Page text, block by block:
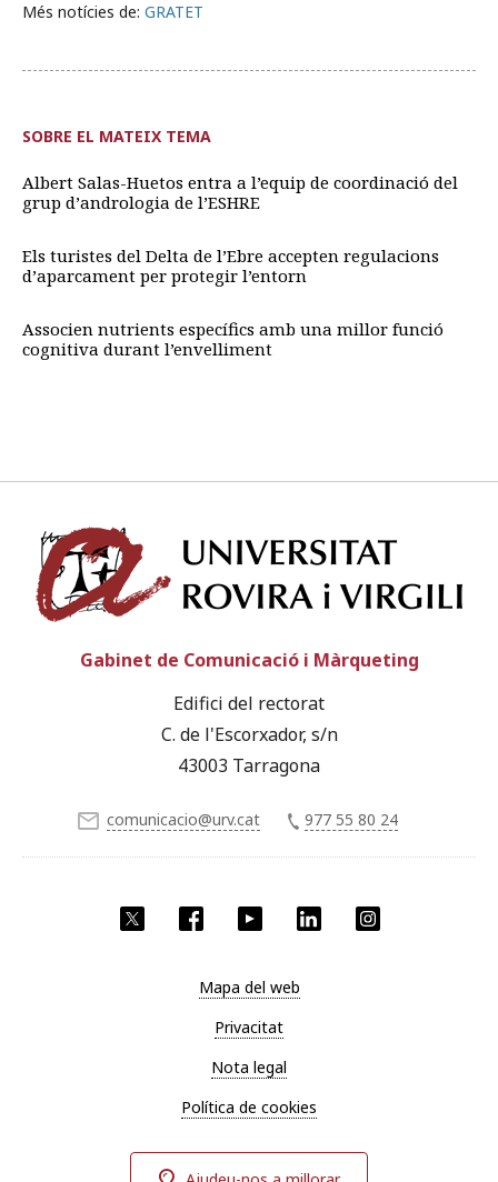
Més notícies de: GRATET
SOBRE EL MATEIX TEMA
Albert Salas-Huetos entra a l’equip de coordinació del
grup d’andrologia de l’ESHRE
Els turistes del Delta de l’Ebre accepten regulacions
d’aparcament per protegir l’entorn
Associen nutrients específics amb una millor funció
cognitiva durant l’envelliment
Facebook YouTube LinkedIn
Gabinet de Comunicació i Màrqueting
Edifici del rectorat
C. de l'Escorxador, s/n
43003 Tarragona
comunicacio@urv.cat 977 55 80 24
Mapa del web
Privacitat
Nota legal
Política de cookies